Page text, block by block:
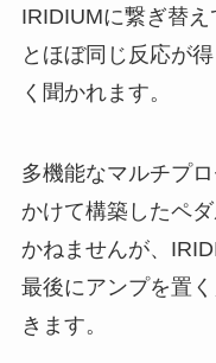
IRIDIUMに繋ぎ替
とほぼ同じ反応が
く聞かれます。
多機能なマルチプ
かけて構築したペ
かねませんが、
最後にアンプを置
きます。